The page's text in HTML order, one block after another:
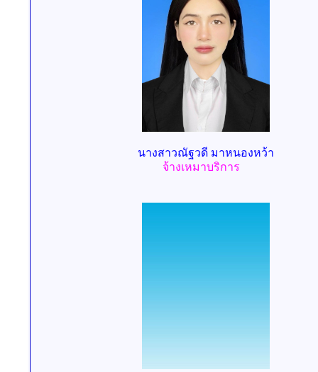
นางสาวณัฐวดี มาหนองหว้า
จ้างเหมาบริการ